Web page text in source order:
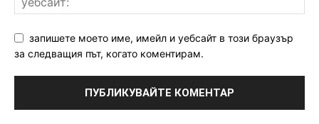
запишете моето име, имейл и уебсайт в този браузър
за следващия път, когато коментирам.